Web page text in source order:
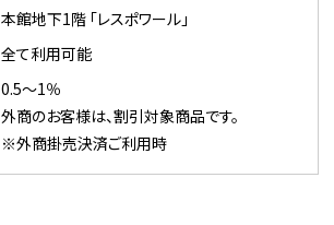
本館地下1階 「レスポワール」
全て利用可能
0.5～1％
外商のお客様は、割引対象商品です。
※外商掛売決済ご利用時